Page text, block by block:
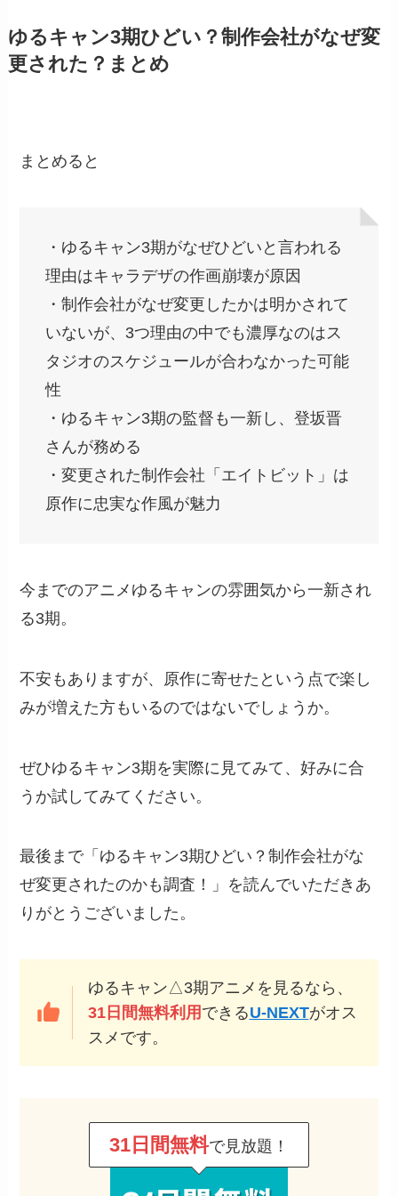
ゆるキャン3期ひどい？制作会社がなぜ変
更された？まとめ
まとめると
・ゆるキャン3期がなぜひどいと言われる
理由はキャラデザの作画崩壊が原因
・制作会社がなぜ変更したかは明かされて
いないが、3つ理由の中でも濃厚なのはス
タジオのスケジュールが合わなかった可能
性
・ゆるキャン3期の監督も一新し、登坂晋
さんが務める
・変更された制作会社「エイトビット」は
原作に忠実な作風が魅力
今までのアニメゆるキャンの雰囲気から一新され
る3期。
不安もありますが、原作に寄せたという点で楽し
みが増えた方もいるのではないでしょうか。
ぜひゆるキャン3期を実際に見てみて、好みに合
うか試してみてください。
最後まで「ゆるキャン3期ひどい？制作会社がな
ぜ変更されたのかも調査！」を読んでいただきあ
りがとうございました。
ゆるキャン△3期アニメを見るなら、
31日間無料利用 できるU-NEXTがオス
スメです。
31日間無料で見放題！